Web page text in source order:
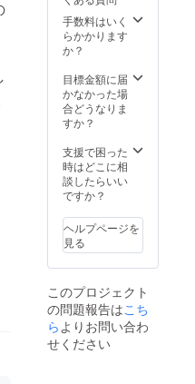
人協賛！」とし
て、お名前を個
別展示 ③オープ
ニングパー
2017年２月17
日 20:00〜
21:00 予定 ④
オープニング
ご紹介、乾杯挨
拶役 ⑤HPにも
「超ハイパーセ
レブ個人協
特別ページを作
成。 ⑥会期内、
あなたにメイン
で出演していた
だく特別トーク
イベント開催
「普段の自分の
話でも良し、西
口プロレスへの
愛を語るでも良
手数料はいく
らかかります
か？
目標金額に届
かなかった場
合どうなりま
すか？
支援で困った
時はどこに相
談したらいい
ですか？
ヘルプページを
見る
このプロジェクト
の問題報告はこち
ら よりお問い合わ
せください